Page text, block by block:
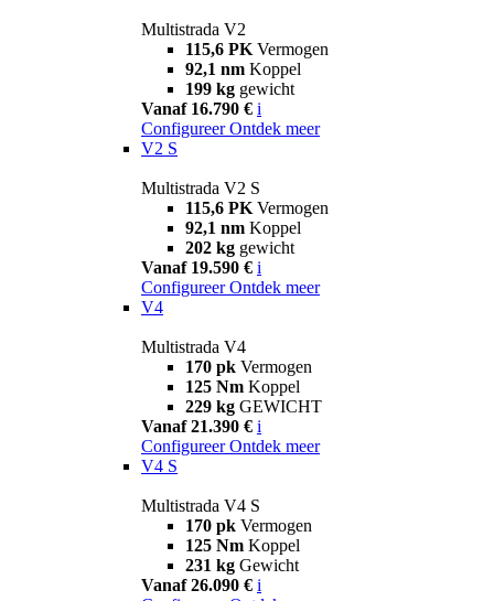
Multistrada V2
115,6 PK Vermogen
92,1 nm Koppel
199 kg gewicht
Vanaf 16.790 € i
Configureer Ontdek meer
V2 S
Multistrada V2 S
115,6 PK Vermogen
92,1 nm Koppel
202 kg gewicht
Vanaf 19.590 € i
Configureer Ontdek meer
V4
Multistrada V4
170 pk Vermogen
125 Nm Koppel
229 kg GEWICHT
Vanaf 21.390 € i
Configureer Ontdek meer
V4 S
Multistrada V4 S
170 pk Vermogen
125 Nm Koppel
231 kg Gewicht
Vanaf 26.090 € i